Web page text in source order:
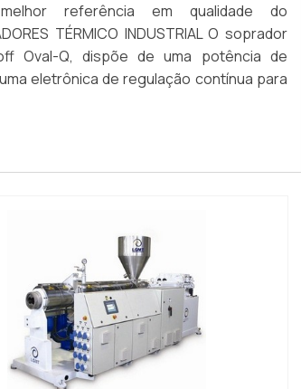
referência em qualidade do
TÉRMICO INDUSTRIAL O soprador
Oval-Q, dispõe de uma potência de
eletrônica de regulação contínua para